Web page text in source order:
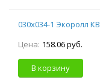
030х034-1 Экоролл
Цена: 158.06 руб.
В корзину